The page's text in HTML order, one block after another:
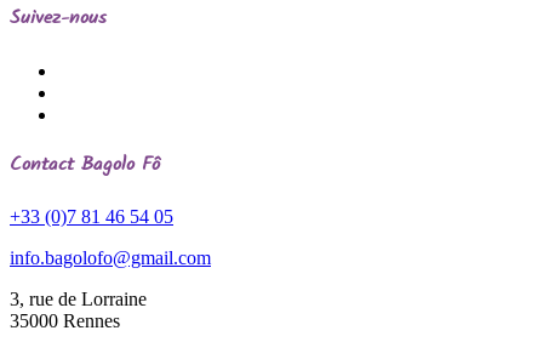
Suivez-nous
Contact Bagolo Fô
+33 (0)7 81 46 54 05
info.bagolofo@gmail.com
3, rue de Lorraine
35000 Rennes